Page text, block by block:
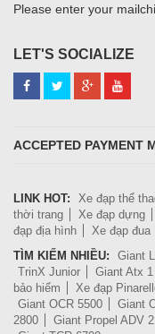
Please enter your
LET'S SOCIALIZE
ACCEPTED PAYMENT
LINK HOT: Xe đạp thể
thời trang
Xe đạp dựng
đạp địa hình
Xe đạp đua
TÌM KIẾM NHIỀU:
Giant
TrinX Junior
Giant Atx 1
bảo hiểm
Xe đạp
Giant OCR 5500
Giant
2800
Giant Propel ADV 2